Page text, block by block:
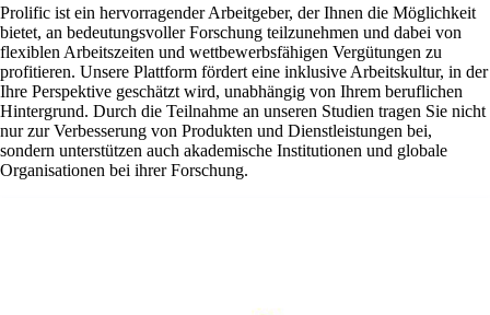
Prolific ist ein hervorragender Arbeitgeber, der Ihnen die Möglichkeit
bietet, an bedeutungsvoller Forschung teilzunehmen und dabei von
flexiblen Arbeitszeiten und wettbewerbsfähigen Vergütungen zu
profitieren. Unsere Plattform fördert eine inklusive Arbeitskultur, in der
Ihre Perspektive geschätzt wird, unabhängig von Ihrem beruflichen
Hintergrund. Durch die Teilnahme an unseren Studien tragen Sie nicht
nur zur Verbesserung von Produkten und Dienstleistungen bei,
sondern unterstützen auch akademische Institutionen und globale
Organisationen bei ihrer Forschung.